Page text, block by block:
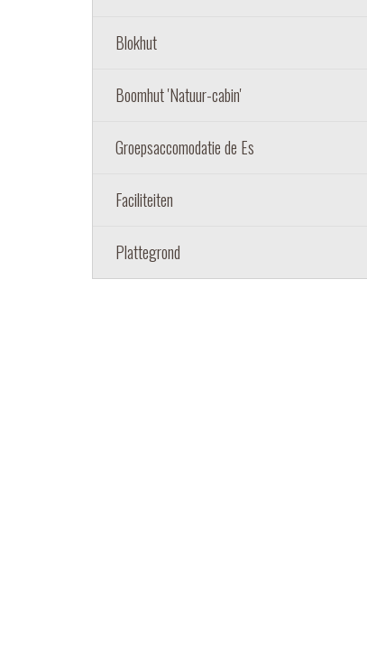
Blokhut
Boomhut 'Natuur-cabin'
Groepsaccomodatie de Es
Faciliteiten
Plattegrond